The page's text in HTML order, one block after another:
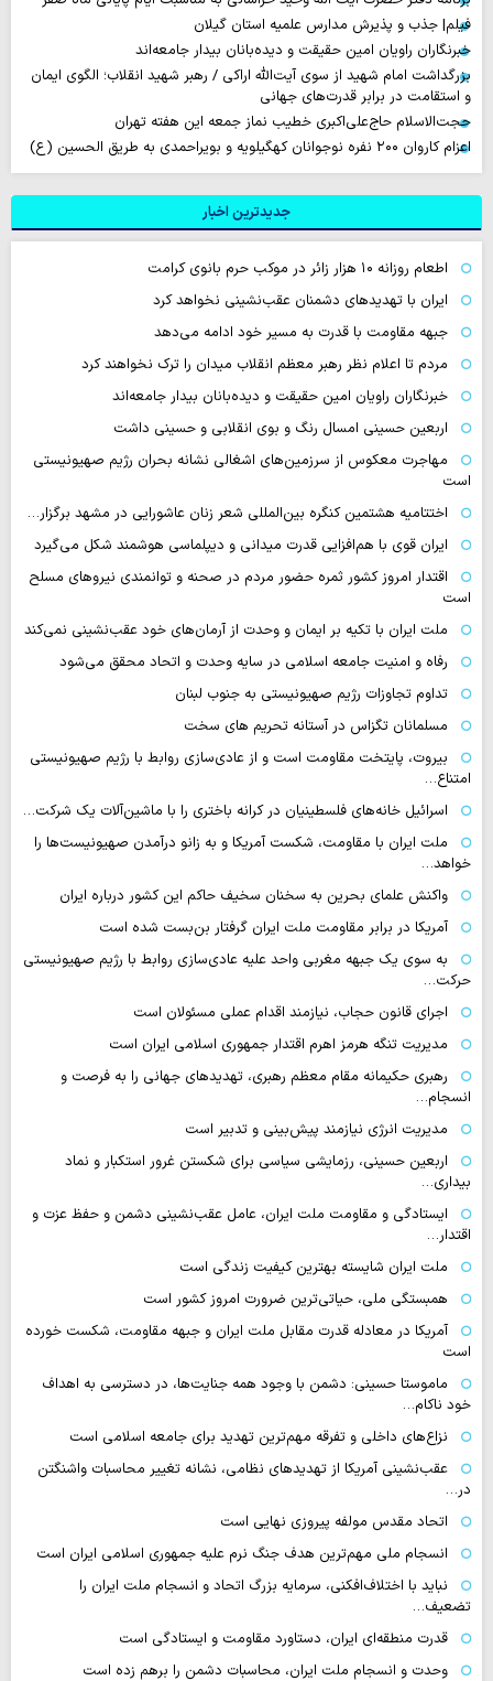
فیلم| جذب و پذیرش مدارس علمیه استان گیلان
خبرنگاران راویان امین حقیقت و دیده‌بانان بیدار جامعه‌اند
بزرگداشت امام شهید از سوی آیت‌الله اراکی / رهبر شهید انقلاب؛ الگوی ایمان
و استقامت در برابر قدرت‌های جهانی
حجت‌الاسلام حاج‌علی‌اکبری خطیب نماز جمعه این هفته تهران
اعزام کاروان ۲۰۰ نفره نوجوانان کهگیلویه و بویراحمدی به طریق الحسین (ع)
جدیدترین اخبار
اطعام روزانه ۱۰ هزار زائر در موکب حرم بانوی کرامت
ایران با تهدیدهای دشمنان عقب‌نشینی نخواهد کرد
جبهه مقاومت با قدرت به مسیر خود ادامه می‌دهد
مردم تا اعلام نظر رهبر معظم انقلاب میدان را ترک نخواهند کرد
خبرنگاران راویان امین حقیقت و دیده‌بانان بیدار جامعه‌اند
اربعین حسینی امسال رنگ و بوی انقلابی و حسینی داشت
مهاجرت معکوس از سرزمین‌های اشغالی نشانه بحران رژیم صهیونیستی
است
اختتامیه هشتمین کنگره بین‌المللی شعر زنان عاشورایی در مشهد برگزار…
ایران قوی با هم‌افزایی قدرت میدانی و دیپلماسی هوشمند شکل می‌گیرد
اقتدار امروز کشور ثمره حضور مردم در صحنه و توانمندی نیروهای مسلح
است
ملت ایران با تکیه بر ایمان و وحدت از آرمان‌های خود عقب‌نشینی نمی‌کند
رفاه و امنیت جامعه اسلامی در سایه وحدت و اتحاد محقق می‌شود
تداوم تجاوزات رژیم صهیونیستی به جنوب لبنان
مسلمانان تگزاس در آستانه تحریم های سخت
بیروت، پایتخت مقاومت است و از عادی‌سازی روابط با رژیم صهیونیستی
امتناع…
اسرائیل خانه‌های فلسطینیان در کرانه باختری را با ماشین‌آلات یک شرکت…
ملت ایران با مقاومت، شکست آمریکا و به زانو درآمدن صهیونیست‌ها را
خواهد…
واکنش علمای بحرین به سخنان سخیف حاکم این کشور درباره ایران
آمریکا در برابر مقاومت ملت ایران گرفتار بن‌بست شده است
به سوی یک جبهه مغربی واحد علیه عادی‌سازی روابط با رژیم صهیونیستی
حرکت…
اجرای قانون حجاب، نیازمند اقدام عملی مسئولان است
مدیریت تنگه هرمز اهرم اقتدار جمهوری اسلامی ایران است
رهبری حکیمانه مقام معظم رهبری، تهدیدهای جهانی را به فرصت و
انسجام…
مدیریت انرژی نیازمند پیش‌بینی و تدبیر است
اربعین حسینی، رزمایشی سیاسی برای شکستن غرور استکبار و نماد
بیداری…
ایستادگی و مقاومت ملت ایران، عامل عقب‌نشینی دشمن و حفظ عزت و
اقتدار…
ملت ایران شایسته بهترین کیفیت زندگی است
همبستگی ملی، حیاتی‌ترین ضرورت امروز کشور است
آمریکا در معادله قدرت مقابل ملت ایران و جبهه مقاومت، شکست خورده
است
ماموستا حسینی: دشمن با وجود همه جنایت‌ها، در دسترسی به اهداف
خود ناکام…
نزاع‌های داخلی و تفرقه مهم‌ترین تهدید برای جامعه اسلامی است
عقب‌نشینی آمریکا از تهدیدهای نظامی، نشانه تغییر محاسبات واشنگتن
در…
اتحاد مقدس مولفه پیروزی نهایی است
انسجام ملی مهم‌ترین هدف جنگ نرم علیه جمهوری اسلامی ایران است
نباید با اختلاف‌افکنی، سرمایه بزرگ اتحاد و انسجام ملت ایران را
تضعیف…
قدرت منطقه‌ای ایران، دستاورد مقاومت و ایستادگی است
وحدت و انسجام ملت ایران، محاسبات دشمن را برهم زده است